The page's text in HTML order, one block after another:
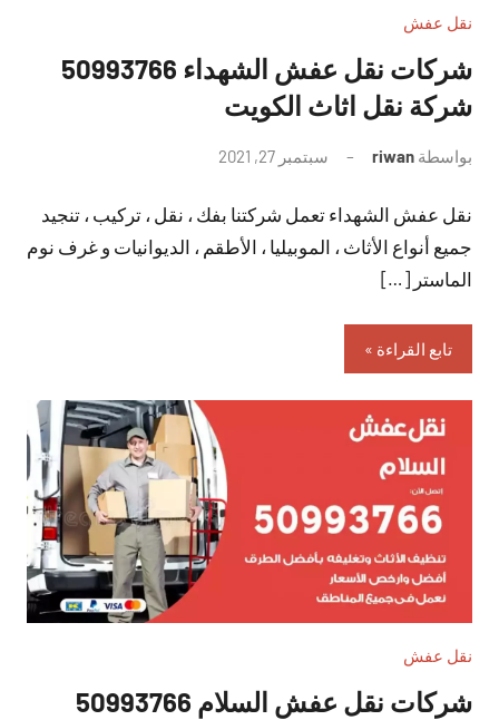
نقل عفش
شركات نقل عفش الشهداء 50993766
شركة نقل اثاث الكويت
بواسطة riwan سبتمبر 27, 2021
تعليقات
نقل عفش الشهداء تعمل شركتنا بفك ، نقل ، تركيب ، تنجيد
جميع أنواع الأثاث ، الموبيليا ، الأطقم ، الديوانيات و غرف نوم
الماستر […]
تابع القراءة
نقل عفش
شركات نقل عفش السلام 50993766